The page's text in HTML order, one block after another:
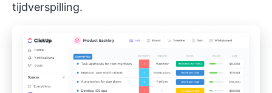
tijdverspilling.